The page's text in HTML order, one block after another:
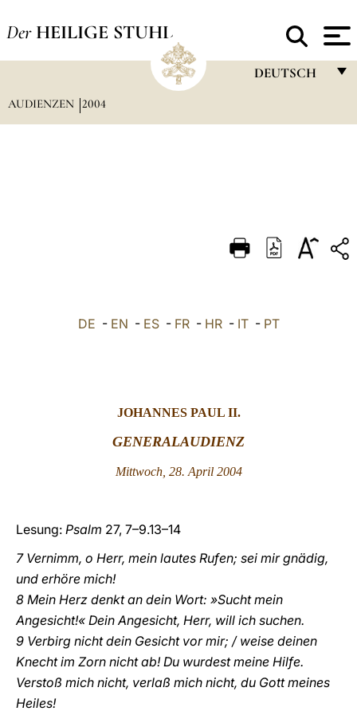
Der HEILIGE STUHL
DEUTSCH
DEUTSCH
العربيّة
AUDIENZEN 2004
DE - EN - ES- FR- HR- IT- PT
JOHANNES PAUL II.
GENERALAUDIENZ
Mittwoch, 28. April 2004
Lesung: Psalm 27, 7–9.13–14
7 Vernimm, o Herr, mein lautes Rufen; sei mir gnädig,
und erhöre mich!
8 Mein Herz denkt an dein Wort: »Sucht mein
Angesicht!« Dein Angesicht, Herr, will ich suchen.
9 Verbirg nicht dein Gesicht vor mir; / weise deinen
Knecht im Zorn nicht ab! Du wurdest meine Hilfe.
Verstoß mich nicht, verlaß mich nicht, du Gott meines
Heiles!